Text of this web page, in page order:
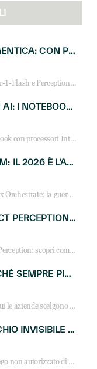
CYBERSECURITY AGENTICA: CON PERCEPTION E MAI-CYBER-1-FLASH MICROSOFT APRE NUOVI SERVIZI PER IL CANALE
Microsoft lancia MAI-Cyber-1-Flash e Perception: cybersecurity agentica in preview dal 3 novembre. Cosa cambia per MSP, system integrator e reseller.
HP ELITEBOOK CON AI: I NOTEBOOK BUSINESS INTELLIGENTI CHE TRASFORMANO PRODUTTIVITÀ, SICUREZZA E LAVORO IBRIDO
Scopri la gamma HP EliteBook con processori Intel® Core™ Ultra e AMD Ryzen™ AI. Notebook business progettati per aumentare la produttività, migliorare la collaborazione e garantire sicurezza avanzata in ufficio e in mobilità.
AI AGENT PLATFORM: IL 2026 È L’ANNO DEL «SISTEMA OPERATIVO» PER GLI AGENTI AZIENDALI
Frontier, Foundry e watsonx Orchestrate: la guerra delle piattaforme AI agent ridisegna il mercato IT. Cosa cambia per reseller, MSP e system integrator.
MICROSOFT PROJECT PERCEPTION: COME GLI AGENTI AI CAMBIERANNO SOC, CYBERSECURITY E SERVIZI MSP
Microsoft presenta Project Perception: scopri come gli agenti AI possono trasformare cybersecurity, SOC e servizi gestiti degli MSP.
HP PROBOOK: PERCHÉ SEMPRE PIÙ AZIENDE SCELGONO NOTEBOOK PROGETTATI PER IL LAVORO MODERNO
HP ProBook: 5 motivi per cui le aziende scelgono i notebook business HP per migliorare produttività, sicurezza e gestione dell’AI.
SHADOW AI: IL RISCHIO INVISIBILE CHE LE AZIENDE POSSONO GOVERNARE
Shadow AI riguardo l’impiego non autorizzato di sistemi AI all’interno dell’azienda. E’ una pratica che si diffonde a partire dai dipendenti fino ai dirigenti e mette a repentaglio la cybersecurity, con costi più elevati per le organizzazioni. Due recenti report illustrano il fenomeno e forniscono dati in merito